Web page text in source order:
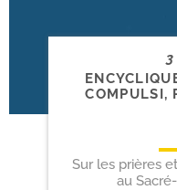
COMPULSI,
Sur les prières
au